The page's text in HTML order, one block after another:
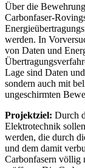
Über die
Carbonfaser-
werden. In
von Daten und
Lage sind Daten
sondern auch mit
ungeschirmten
Projektziel: Durch
Elektrotechnik
werden, die durch
und dem damit
Carbonfasern völlig